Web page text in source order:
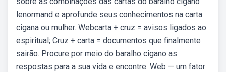
lenormand e aprofunde seus conhecimentos na carta
cigana ou mulher. Webcarta + cruz = avisos ligados ao
espiritual; Cruz + carta = documentos que finalmente
sairão. Procure por meio do baralho cigano as
respostas para a sua vida e encontre. Web — um fator